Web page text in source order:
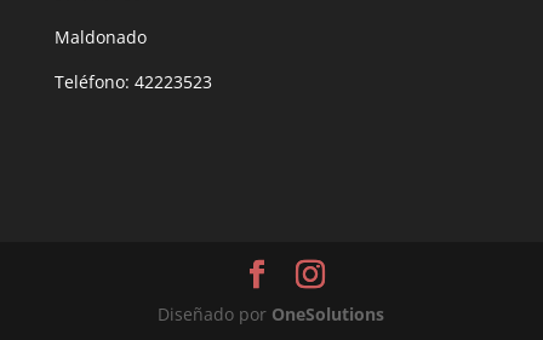
Maldonado
Teléfono: 42223523
Diseñado por OneSolutions